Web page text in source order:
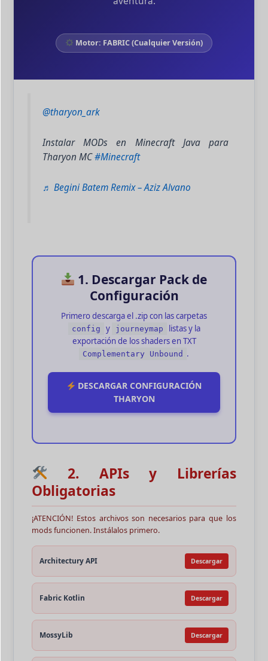
Motor: FABRIC (Cualquier Versión)
@tharyon_ark
Instalar MODs en Minecraft Java para
Tharyon MC#Minecraft
♬ Begini Batem Remix – Aziz Alvano
1. Descargar Pack de
Configuración
Primero descarga el .zipcon las carpetas
config y journeymap
listas y la
exportación de los shaders en TXT
Complementary Unbound .
DESCARGAR CONFIGURACIÓN
THARYON
2. APIs y Librerías
Obligatorias
¡ATENCIÓN! Estos archivos son necesarios para que los
mods funcionen. Instálalos primero.
Architectury API Descargar
Fabric Kotlin Descargar
MossyLib Descargar